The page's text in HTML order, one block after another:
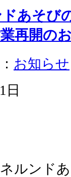
ドあそ
再開の
お知らせ
日
ルンド